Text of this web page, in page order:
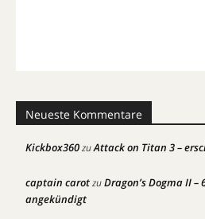
Neueste Kommentare
Kickbox360zuAttack on Titan 3 –
captain carotzuDragon’s Dogma II –
angekündigt